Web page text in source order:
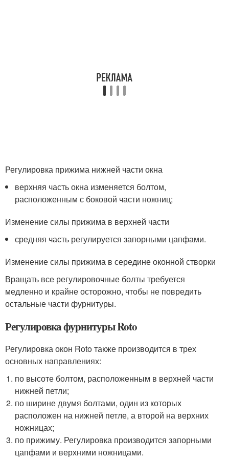
Регулировка прижима нижней части окна
верхняя часть окна изменяется болтом,
расположенным с боковой части ножниц;
Изменение силы прижима в верхней части
средняя часть регулируется запорными цапфами.
Изменение силы прижима в середине оконной створки
Вращать все регулировочные болты требуется
медленно и крайне осторожно, чтобы не повредить
остальные части фурнитуры.
Регулировка фурнитуры Roto
Регулировка окон Roto также производится в трех
основных направлениях:
по высоте болтом, расположенным в верхней части
нижней петли;
по ширине двумя болтами, один из которых
расположен на нижней петле, а второй на верхних
ножницах;
по прижиму. Регулировка производится запорными
цапфами и верхними ножницами.